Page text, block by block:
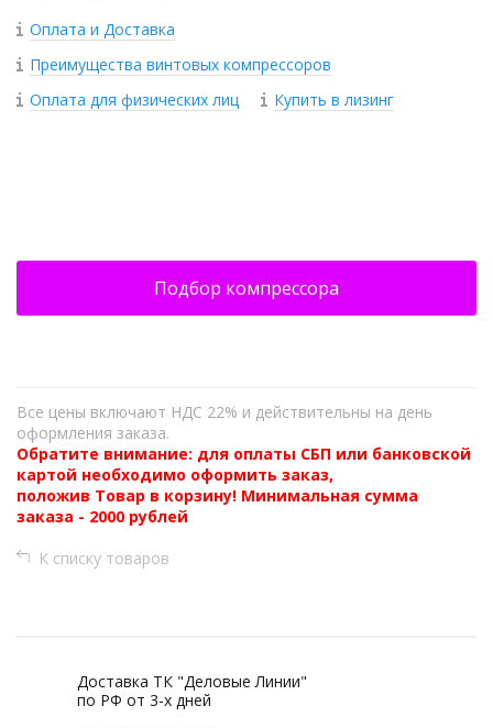
Оплата и Доставка
Преимущества винтовых компрессоров
Оплата для физических лиц
Купить в лизинг
Подбор компрессора
Все цены включают НДС 22% и действительны на день
оформления заказа.
Обратите внимание: для оплаты СБП или банковской
картой необходимо оформить заказ,
положив Товар в корзину! Минимальная сумма
заказа - 2000 рублей
К списку товаров
Доставка ТК "Деловые Линии"
по РФ от 3-х дней